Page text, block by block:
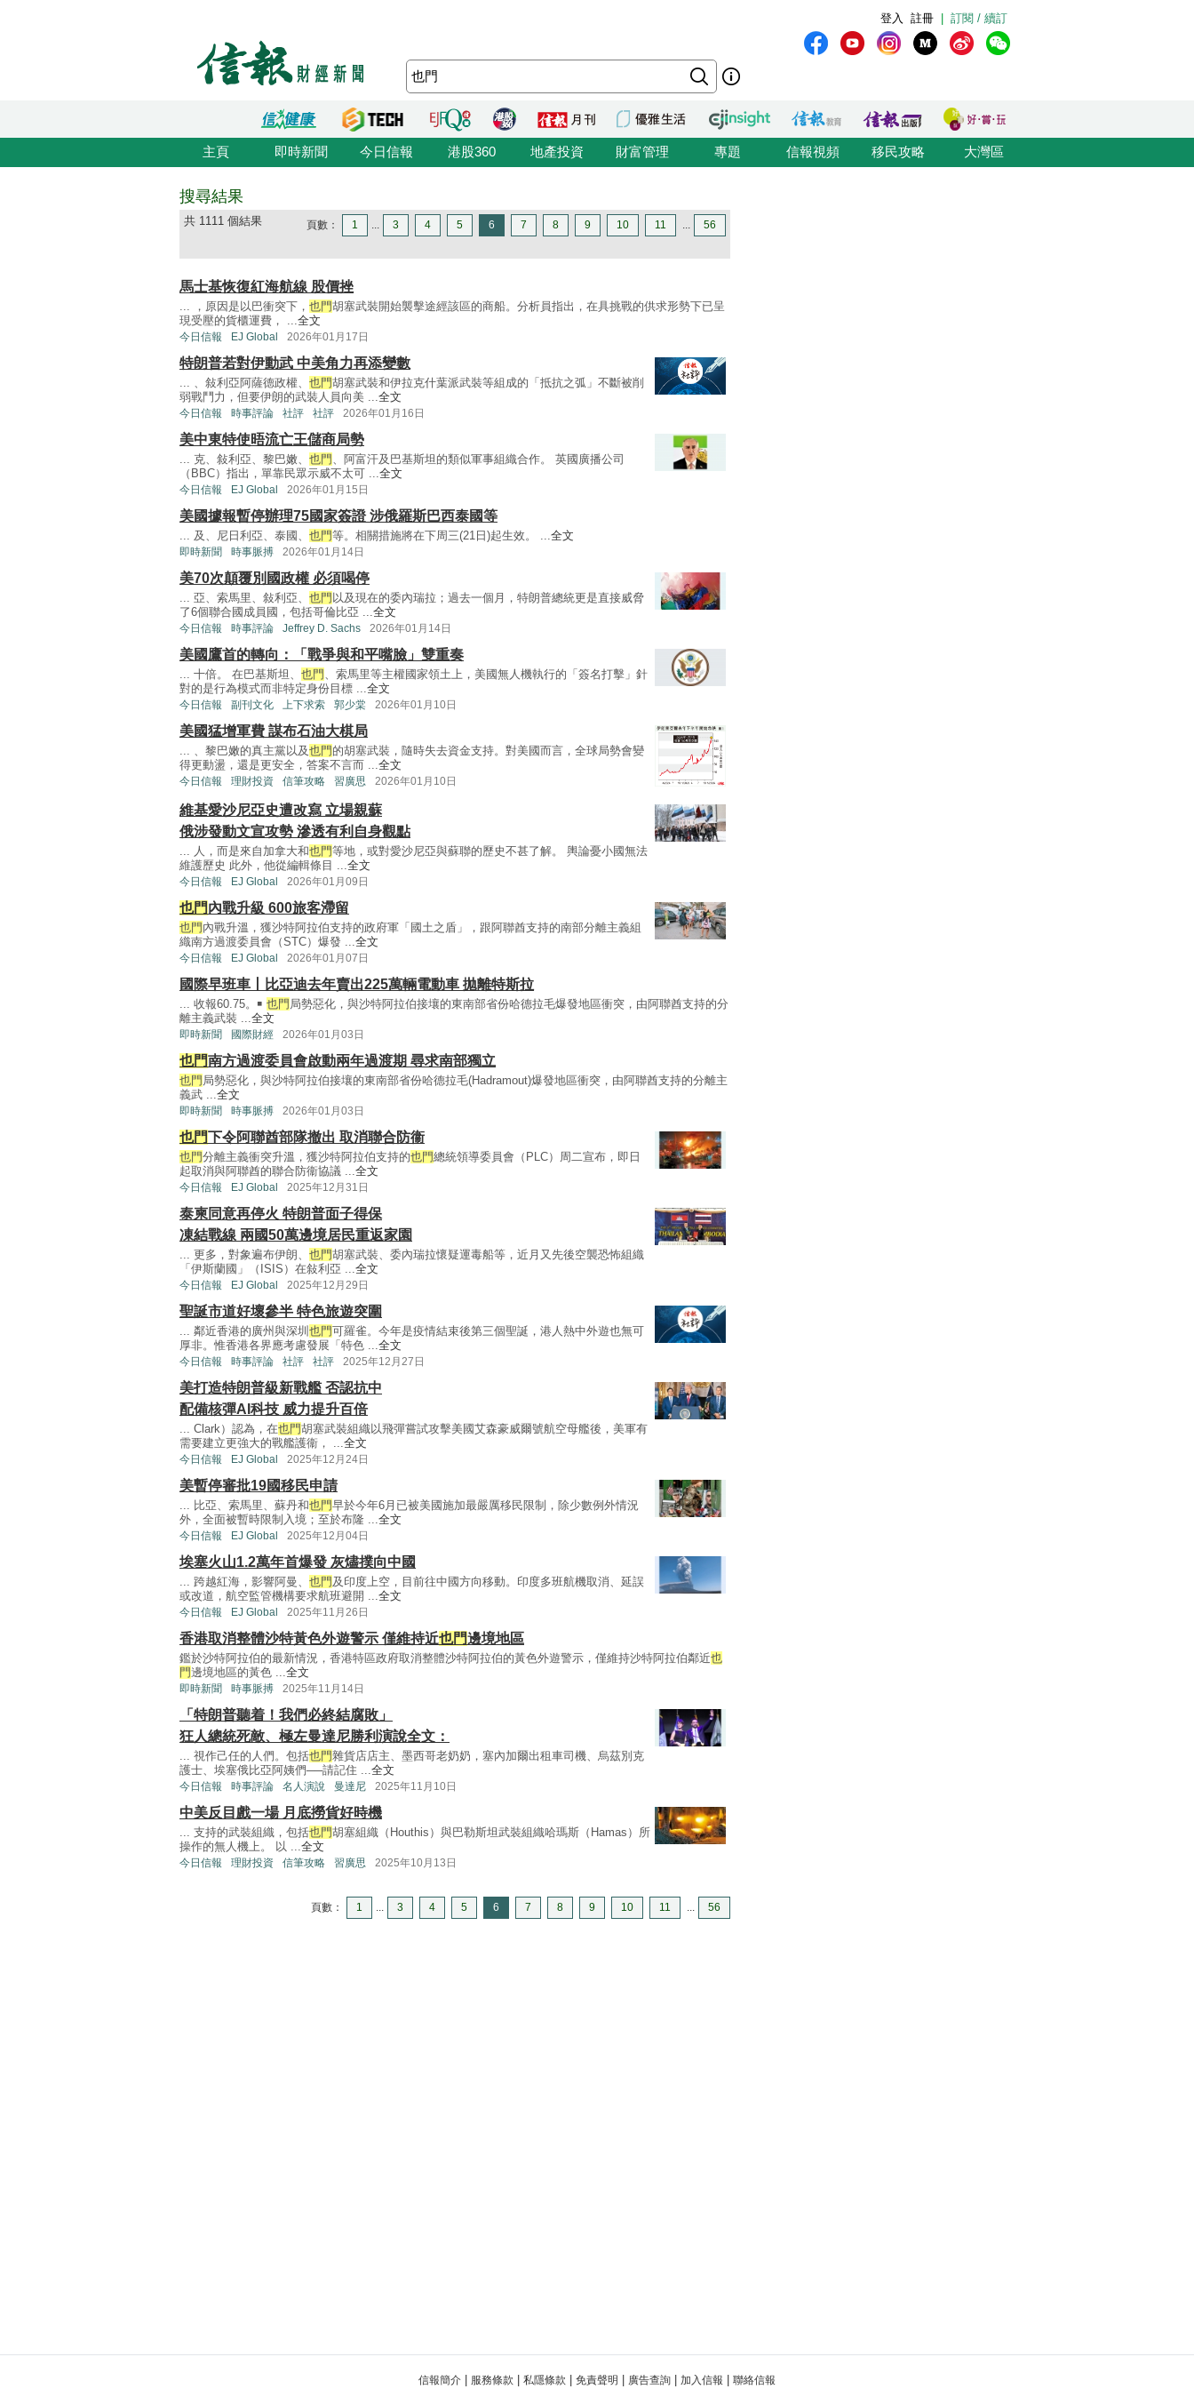
訂閱 / 續訂
註冊
登入
主頁 即時新聞 今日信報 港股360 地產投資 財富管理 專題 信報視頻 移民攻略 大灣區
搜尋結果
共 1111 個結果 頁數： 1 ... 3 4 5 6 7 8 9 10 11 ... 56
馬士基恢復紅海航線 股價挫
... ，原因是以巴衝突下， 也門胡塞武裝開始襲擊途經該區的商船。分析員指出，在具挑戰的供求形勢下已呈
現受壓的貨櫃運費， ...全文
今日信報 EJ Global 2026年01月17日
特朗普若對伊動武 中美角力再添變數
... 、敍利亞阿薩德政權、 也門胡塞武裝和伊拉克什葉派武裝等組成的「抵抗之弧」不斷被削
弱戰鬥力，但要伊朗的武裝人員向美 ...全文
今日信報 時事評論 社評 社評 2026年01月16日
美中東特使晤流亡王儲商局勢
... 克、敍利亞、黎巴嫩、 也門 、阿富汗及巴基斯坦的類似軍事組織合作。 英國廣播公司
（BBC）指出，單靠民眾示威不太可 ...全文
今日信報 EJ Global 2026年01月15日
美國據報暫停辦理75國家簽證 涉俄羅斯巴西泰國等
... 及、尼日利亞、泰國、 也門等。相關措施將在下周三(21日)起生效。 ...全文
即時新聞 時事脈搏 2026年01月14日
美70次顛覆別國政權 必須喝停
... 亞、索馬里、敍利亞、 也門 以及現在的委內瑞拉；過去一個月，特朗普總統更是直接威脅
了6個聯合國成員國，包括哥倫比亞 ...全文
今日信報 時事評論 Jeffrey D. Sachs 2026年01月14日
美國鷹首的轉向：「戰爭與和平嘴臉」雙重奏
... 十倍。 在巴基斯坦、 也門 、索馬里等主權國家領土上，美國無人機執行的「簽名打擊」針
對的是行為模式而非特定身份目標 ...全文
今日信報 副刊文化 上下求索 郭少棠 2026年01月10日
美國猛增軍費 謀布石油大棋局
... 、黎巴嫩的真主黨以及也門 的胡塞武裝，隨時失去資金支持。對美國而言，全球局勢會變
得更動盪，還是更安全，答案不言而 ...全文
今日信報 理財投資 信筆攻略 習廣思 2026年01月10日
維基愛沙尼亞史遭改寫 立場親蘇
俄涉發動文宣攻勢 滲透有利自身觀點
... 人，而是來自加拿大和也門等地，或對愛沙尼亞與蘇聯的歷史不甚了解。 輿論憂小國無法
維護歷史 此外，他從編輯條目 ...全文
今日信報 EJ Global 2026年01月09日
也門內戰升級 600旅客滯留
也門 內戰升溫，獲沙特阿拉伯支持的政府軍「國土之盾」，跟阿聯酋支持的南部分離主義組
織南方過渡委員會（STC）爆發 ...全文
今日信報 EJ Global 2026年01月07日
國際早班車丨比亞迪去年賣出225萬輛電動車 拋離特斯拉
... 收報60.75。￭ 也門 局勢惡化，與沙特阿拉伯接壤的東南部省份哈德拉毛爆發地區衝突，由阿聯酋支持的分
離主義武裝 ...全文
即時新聞 國際財經 2026年01月03日
也門南方過渡委員會啟動兩年過渡期 尋求南部獨立
也門 局勢惡化，與沙特阿拉伯接壤的東南部省份哈德拉毛(Hadramout)爆發地區衝突，由阿聯酋支持的分離主
義武 ...全文
即時新聞 時事脈搏 2026年01月03日
也門下令阿聯酋部隊撤出 取消聯合防衞
也門分離主義衝突升溫，獲沙特阿拉伯支持的也門總統領導委員會（PLC）周二宣布，即日
起取消與阿聯酋的聯合防衞協議 ...全文
今日信報 EJ Global 2025年12月31日
泰柬同意再停火 特朗普面子得保
凍結戰線 兩國50萬邊境居民重返家園
... 更多，對象遍布伊朗、 也門胡塞武裝、委內瑞拉懷疑運毒船等，近月又先後空襲恐怖組織
「伊斯蘭國」（ISIS）在敍利亞 ...全文
今日信報 EJ Global 2025年12月29日
聖誕市道好壞參半 特色旅遊突圍
... 鄰近香港的廣州與深圳 也門可羅雀。今年是疫情結束後第三個聖誕，港人熱中外遊也無可
厚非。惟香港各界應考慮發展「特色 ...全文
今日信報 時事評論 社評 社評 2025年12月27日
美打造特朗普級新戰艦 否認抗中
配備核彈AI科技 威力提升百倍
... Clark）認為，在也門胡塞武裝組織以飛彈嘗試攻擊美國艾森豪威爾號航空母艦後，美軍有
需要建立更強大的戰艦護衞， ...全文
今日信報 EJ Global 2025年12月24日
美暫停審批19國移民申請
... 比亞、索馬里、蘇丹和也門早於今年6月已被美國施加最嚴厲移民限制，除少數例外情況
外，全面被暫時限制入境；至於布隆 ...全文
今日信報 EJ Global 2025年12月04日
埃塞火山1.2萬年首爆發 灰燼撲向中國
... 跨越紅海，影響阿曼、 也門 及印度上空，目前往中國方向移動。印度多班航機取消、延誤
或改道，航空監管機構要求航班避開 ...全文
今日信報 EJ Global 2025年11月26日
香港取消整體沙特黃色外遊警示 僅維持近也門邊境地區
鑑於沙特阿拉伯的最新情況，香港特區政府取消整體沙特阿拉伯的黃色外遊警示，僅維持沙特阿拉伯鄰近也
門邊境地區的黃色 ...全文
即時新聞 時事脈搏 2025年11月14日
「特朗普聽着！我們必終結腐敗」
狂人總統死敵、極左曼達尼勝利演說全文：
... 視作己任的人們。包括也門雜貨店店主、墨西哥老奶奶，塞內加爾出租車司機、烏茲別克
護士、埃塞俄比亞阿姨們──請記住 ...全文
今日信報 時事評論 名人演說 曼達尼 2025年11月10日
中美反目戲一場 月底撈貨好時機
... 支持的武裝組織，包括也門胡塞組織（Houthis）與巴勒斯坦武裝組織哈瑪斯（Hamas）所
操作的無人機上。 以 ...全文
今日信報 理財投資 信筆攻略 習廣思 2025年10月13日
頁數： 1 ... 3 4 5 6 7 8 9 10 11 ... 56
信報簡介 服務條款 私隱條款 免責聲明 廣告查詢 加入信報 聯絡信報